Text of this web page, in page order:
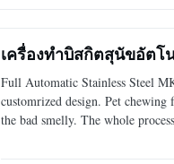
เครื่องทำบิสกิตสุนัขอัตโ
Full Automatic Stainless Steel
customrized design. Pet
the bad smelly. The whole